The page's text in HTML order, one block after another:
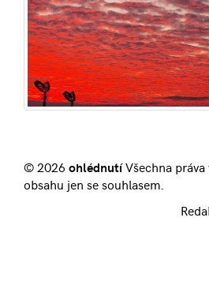
© 2026ohlédnutíVšechna práva
obsahu jen se souhlasem.